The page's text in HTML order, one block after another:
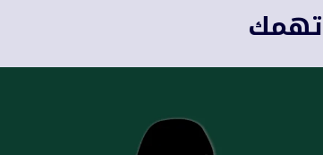
تهمك